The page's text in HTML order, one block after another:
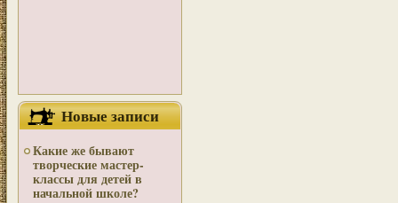
Новые записи
Какие же бывают
творческие мастер-
классы для детей в
начальной школе?